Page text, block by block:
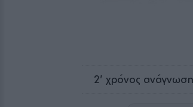
2' χρόνος